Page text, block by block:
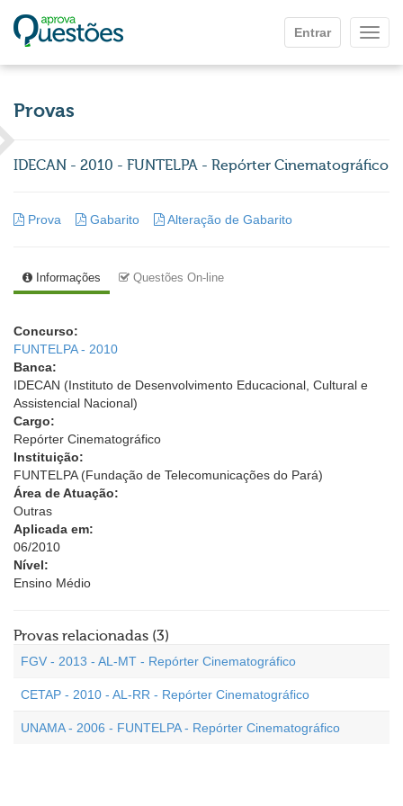
Entrar
Provas
IDECAN - 2010 - FUNTELPA - Repórter Cinematográfico
Prova Gabarito Alteração de Gabarito
Informações Questões On-line
Concurso:
FUNTELPA - 2010
Banca:
IDECAN (Instituto de Desenvolvimento Educacional, Cultural e
Assistencial Nacional)
Cargo:
Repórter Cinematográfico
Instituição:
FUNTELPA (Fundação de Telecomunicações do Pará)
Área de Atuação:
Outras
Aplicada em:
06/2010
Nível:
Ensino Médio
Provas relacionadas (3)
FGV - 2013 - AL-MT - Repórter Cinematográfico
CETAP - 2010 - AL-RR - Repórter Cinematográfico
UNAMA - 2006 - FUNTELPA - Repórter Cinematográfico